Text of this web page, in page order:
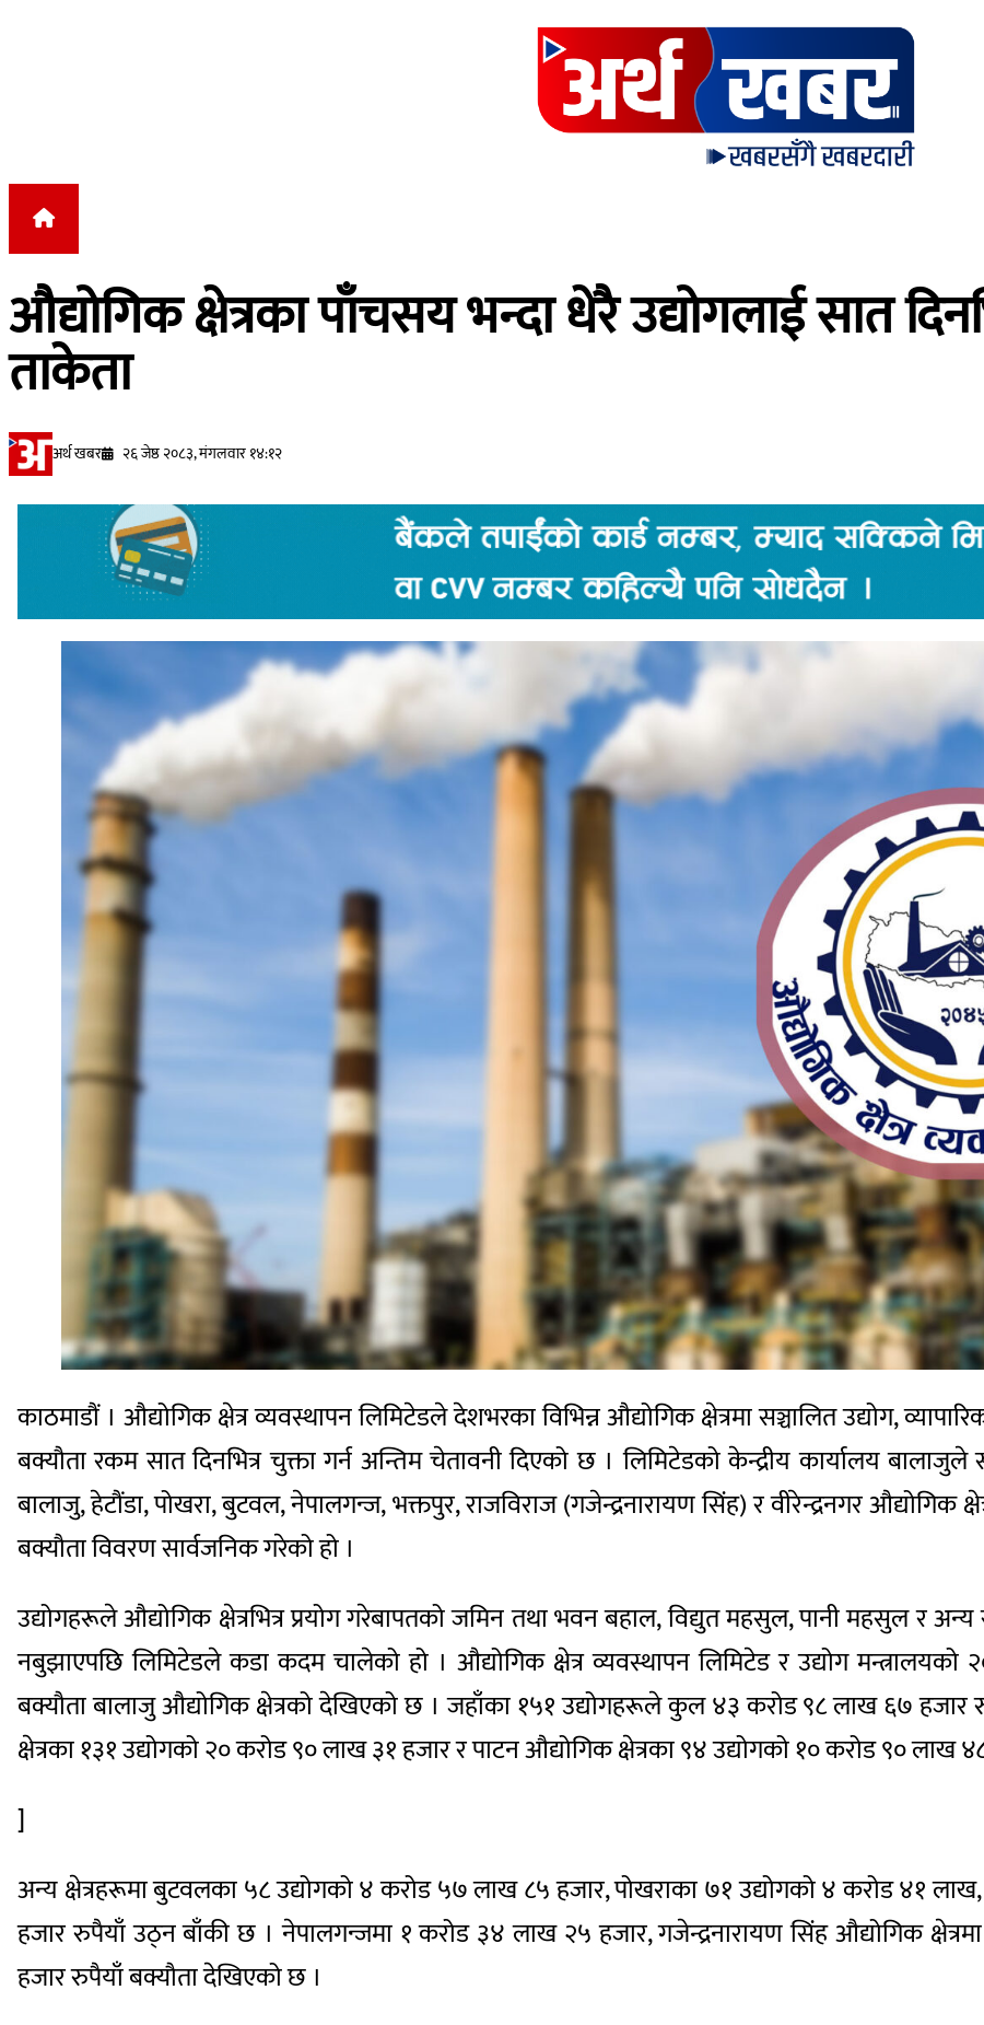
औद्योगिक क्षेत्रका पाँचसय भन्दा धेरै उद्योगलाई सात
ताकेता
अर्थ खबर २६ जेष्ठ २०८३, मंगलवार १४:१२
काठमाडौं । औद्योगिक क्षेत्र व्यवस्थापन लिमिटेडले देशभरका विभिन्न औद्योगिक क्षेत्रमा सञ्चालित उद्योग,
बक्यौता रकम सात दिनभित्र चुक्ता गर्न अन्तिम चेतावनी दिएको छ । लिमिटेडको केन्द्रीय कार्यालय
बालाजु, हेटौंडा, पोखरा, बुटवल, नेपालगन्ज, भक्तपुर, राजविराज (गजेन्द्रनारायण सिंह) र वीरेन्द्रनगर औद्योगिक
बक्यौता विवरण सार्वजनिक गरेको हो ।
उद्योगहरूले औद्योगिक क्षेत्रभित्र प्रयोग गरेबापतको जमिन तथा भवन बहाल, विद्युत महसुल, पानी महसुल र
नबुझाएपछि लिमिटेडले कडा कदम चालेको हो । औद्योगिक क्षेत्र व्यवस्थापन लिमिटेड र उद्योग
बक्यौता बालाजु औद्योगिक क्षेत्रको देखिएको छ । जहाँका १५१ उद्योगहरूले कुल ४३ करोड ९८ लाख ६७ हजार
क्षेत्रका १३१ उद्योगको २० करोड ९० लाख ३१ हजार र पाटन औद्योगिक क्षेत्रका ९४ उद्योगको १० करोड ९० लाख
]
अन्य क्षेत्रहरूमा बुटवलका ५८ उद्योगको ४ करोड ५७ लाख ८५ हजार, पोखराका ७१ उद्योगको ४ करोड ४१
हजार रुपैयाँ उठ्न बाँकी छ । नेपालगन्जमा १ करोड ३४ लाख २५ हजार, गजेन्द्रनारायण सिंह औद्योगिक
हजार रुपैयाँ बक्यौता देखिएको छ ।